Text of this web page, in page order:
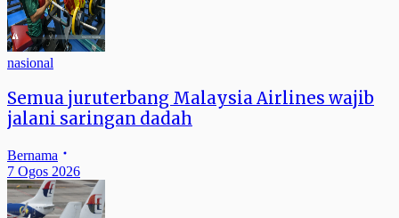
nasional
Semua juruterbang Malaysia Airlines wajib
jalani saringan dadah
Bernama
7 Ogos 2026